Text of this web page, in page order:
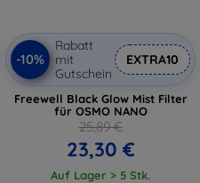
-10%
Rabatt
mit
Gutschein
EXTRA10
Freewell Black Glow Mist Filter
für OSMO NANO
25,89 €
23,30 €
Auf Lager > 5 Stk.